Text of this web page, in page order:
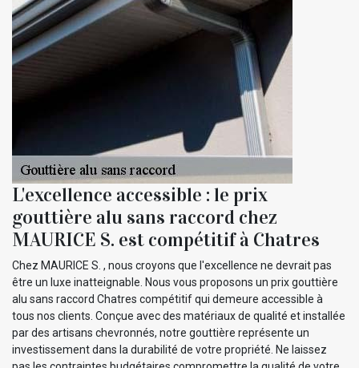
L'excellence accessible : le prix
gouttière alu sans raccord chez
MAURICE S. est compétitif à Chatres
Chez MAURICE S. , nous croyons que l'excellence ne devrait pas
être un luxe inatteignable. Nous vous proposons un prix gouttière
alu sans raccord Chatres compétitif qui demeure accessible à
tous nos clients. Conçue avec des matériaux de qualité et installée
par des artisans chevronnés, notre gouttière représente un
investissement dans la durabilité de votre propriété. Ne laissez